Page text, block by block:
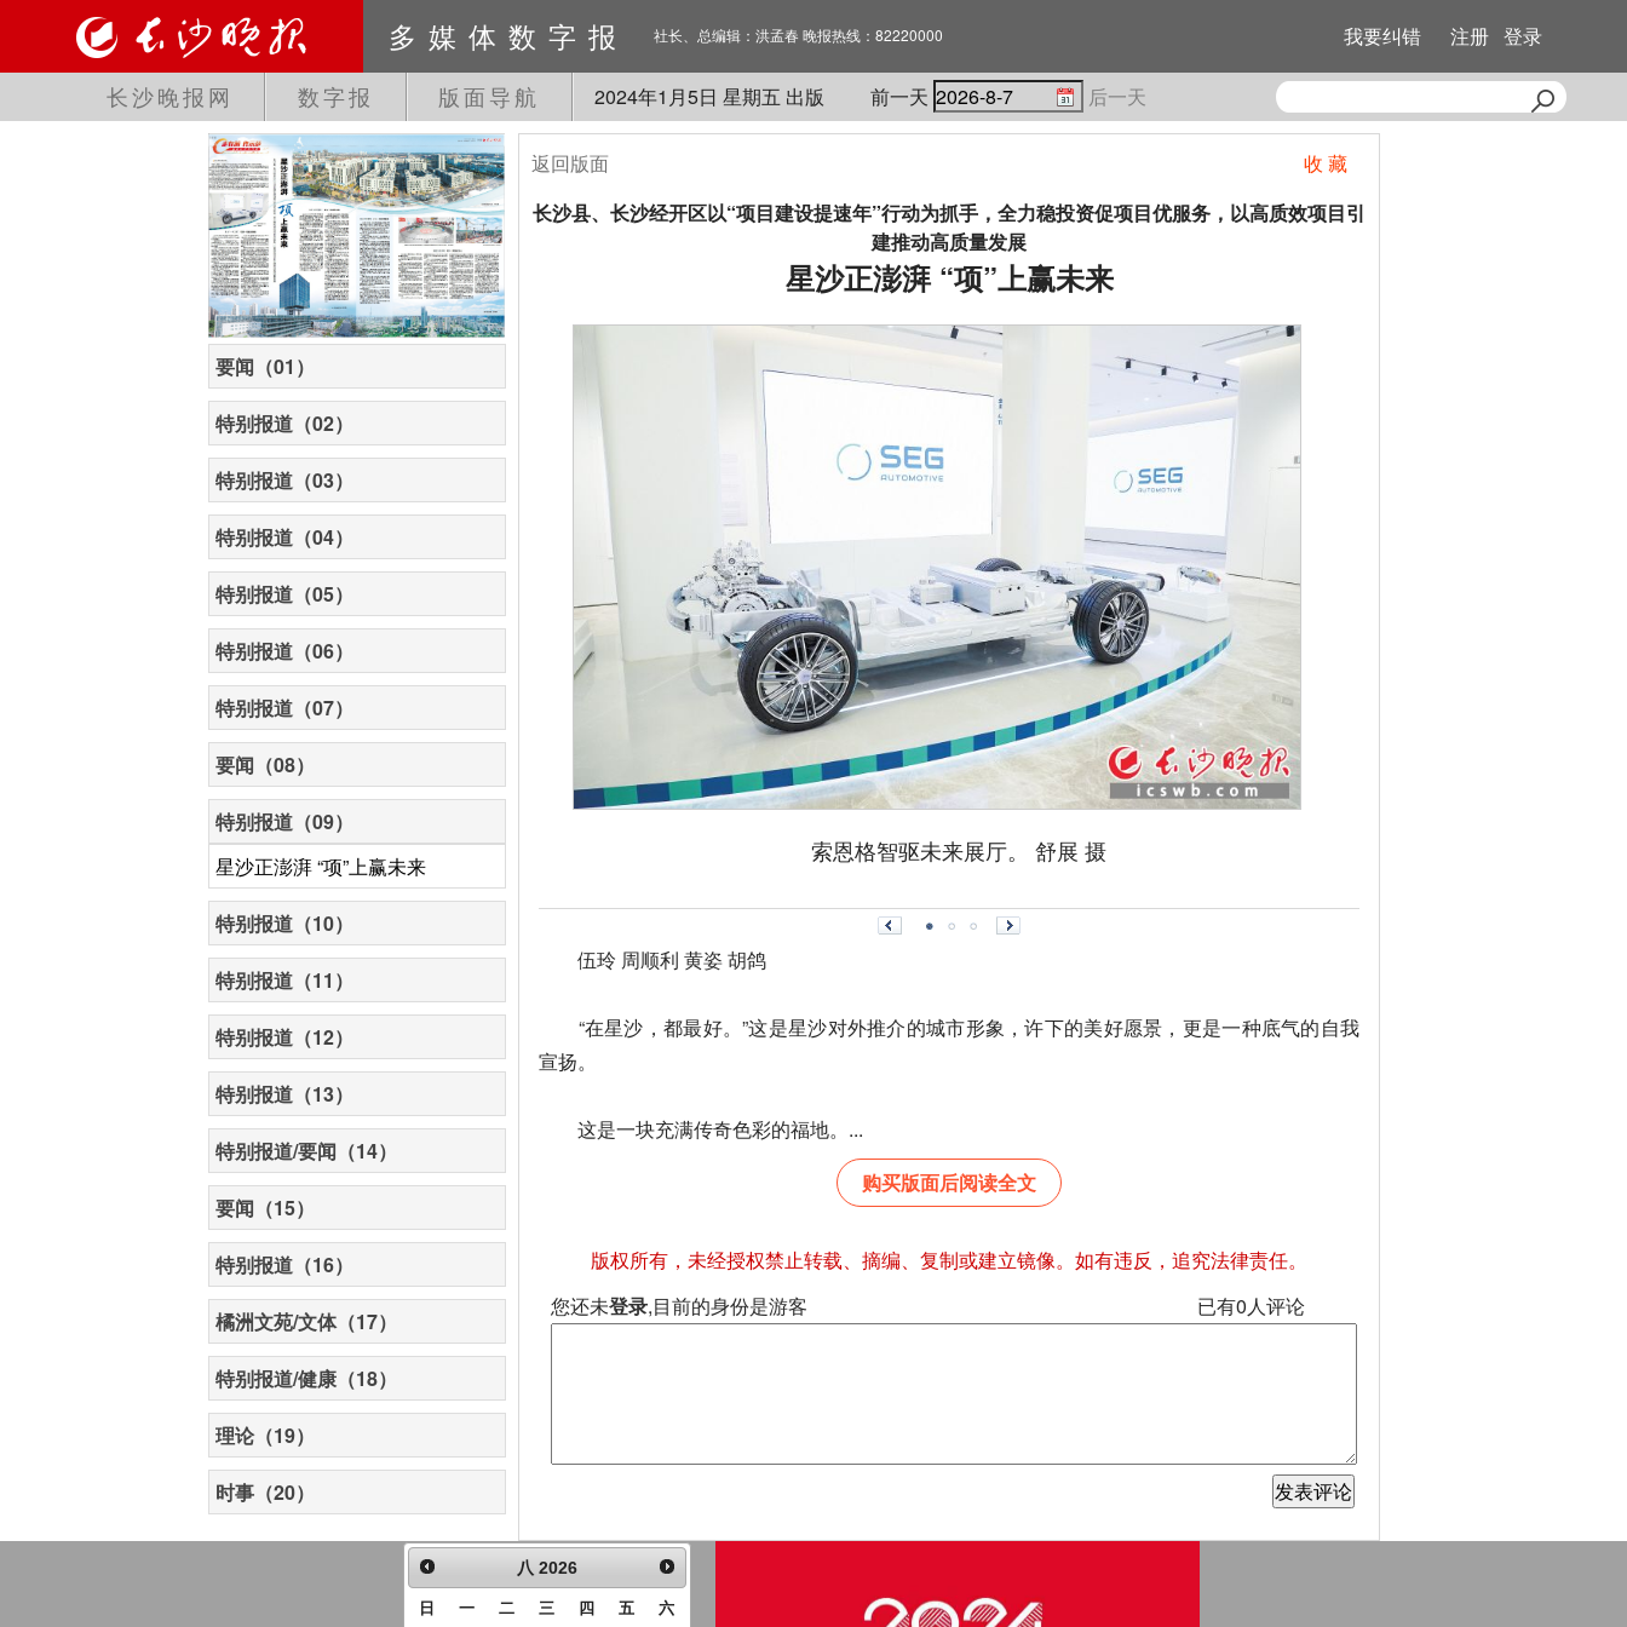
多媒体数字报 社长、总编辑：洪孟春 晚报热线：82220000 我要纠错 注册 登录
长沙晚报网 数字报 版面导航 2024年1 月5日 星期五 出版 前一天 后一天
要闻（01）
特别报道（02）
特别报道（03）
特别报道（04）
特别报道（05）
特别报道（06）
特别报道（07）
要闻（08）
特别报道（09）
星沙正澎湃 “项”上赢未来
特别报道（10）
特别报道（11）
特别报道（12）
特别报道（13）
特别报道/要闻（14）
要闻（15）
特别报道（16）
橘洲文苑/文体（17）
特别报道/健康（18）
理论（19）
时事（20）
返回版面
收 藏
长沙县、长沙经开区以“项目建设提速年”行动为抓手，全力稳投资促项目优服务，以高质效项目引
建推动高质量发展
星沙正澎湃 “项”上赢未来
索恩格智驱未来展厅。 舒展 摄
伍玲 周顺利 黄姿 胡鸽
“在星沙，都最好。”这是星沙对外推介的城市形象，许下的美好愿景，更是一种底气的自我
宣扬。
这是一块充满传奇色彩的福地。...
购买版面后阅读全文
版权所有，未经授权禁止转载、摘编、复制或建立镜像。如有违反，追究法律责任。
您还未登录,目前的身份是游客 已有0人评论
八 2026
日 一 二 三 四 五 六